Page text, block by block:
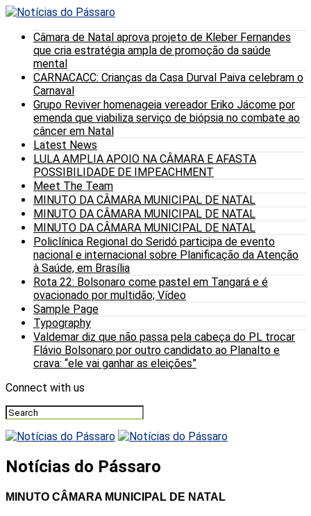
Câmara de Natal aprova projeto de Kleber Fernandes
que cria estratégia ampla de promoção da saúde
mental
CARNACACC: Crianças da Casa Durval Paiva celebram o
Carnaval
Grupo Reviver homenageia vereador Eriko Jácome por
emenda que viabiliza serviço de biópsia no combate ao
câncer em Natal
Latest News
LULA AMPLIA APOIO NA CÂMARA E AFASTA
POSSIBILIDADE DE IMPEACHMENT
Meet The Team
MINUTO DA CÂMARA MUNICIPAL DE NATAL
MINUTO DA CÂMARA MUNICIPAL DE NATAL
MINUTO DA CÂMARA MUNICIPAL DE NATAL
Policlínica Regional do Seridó participa de evento
nacional e internacional sobre Planificação da Atenção
à Saúde, em Brasília
Rota 22: Bolsonaro come pastel em Tangará e é
ovacionado por multidão; Vídeo
Sample Page
Typography
Valdemar diz que não passa pela cabeça do PL trocar
Flávio Bolsonaro por outro candidato ao Planalto e
crava: “ele vai ganhar as eleições”
Connect with us
Notícias do Pássaro
MINUTO CÂMARA MUNICIPAL DE NATAL